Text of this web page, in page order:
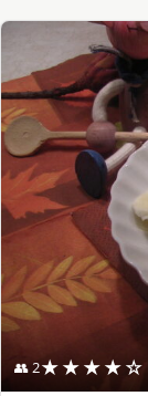
👥 2★★★★☆